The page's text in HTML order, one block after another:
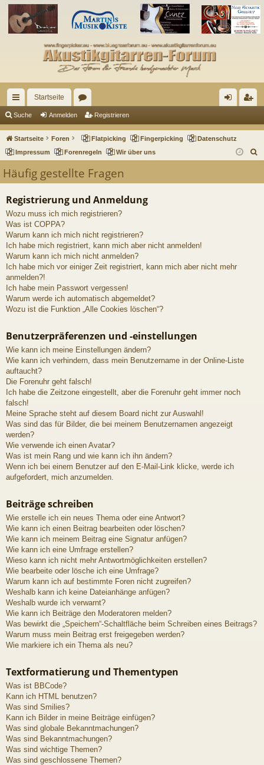
ch
ne
llz
riff
Startseite
en m
n
ist
rie
n
Suche Anmelden Registrieren
Startseite Foren Flatpicking Fingerpicking
Datenschutz
Impressum
Forenregeln Wir über uns
Häufig gestellte Fragen
Registrierung und Anmeldung
Wozu muss ich mich registrieren?
Was ist COPPA?
Warum kann ich mich nicht registrieren?
Ich habe mich registriert, kann mich aber nicht anmelden!
Warum kann ich mich nicht anmelden?
Ich habe mich vor einiger Zeit registriert, kann mich aber nicht mehr
anmelden?!
Ich habe mein Passwort vergessen!
Warum werde ich automatisch abgemeldet?
Wozu ist die Funktion „Alle Cookies löschen“?
Benutzerpräferenzen und -einstellungen
Wie kann ich meine Einstellungen ändern?
Wie kann ich verhindern, dass mein Benutzername in der Online-Liste
auftaucht?
Die Forenuhr geht falsch!
Ich habe die Zeitzone eingestellt, aber die Forenuhr geht immer noch
falsch!
Meine Sprache steht auf diesem Board nicht zur Auswahl!
Was sind das für Bilder, die bei meinem Benutzernamen angezeigt
werden?
Wie verwende ich einen Avatar?
Was ist mein Rang und wie kann ich ihn ändern?
Wenn ich bei einem Benutzer auf den E-Mail-Link klicke, werde ich
aufgefordert, mich anzumelden.
Beiträge schreiben
Wie erstelle ich ein neues Thema oder eine Antwort?
Wie kann ich einen Beitrag bearbeiten oder löschen?
Wie kann ich meinem Beitrag eine Signatur anfügen?
Wie kann ich eine Umfrage erstellen?
Wieso kann ich nicht mehr Antwortmöglichkeiten erstellen?
Wie bearbeite oder lösche ich eine Umfrage?
Warum kann ich auf bestimmte Foren nicht zugreifen?
Weshalb kann ich keine Dateianhänge anfügen?
Weshalb wurde ich verwarnt?
Wie kann ich Beiträge den Moderatoren melden?
Was bewirkt die „Speichern“-Schaltfläche beim Schreiben eines Beitrags?
Warum muss mein Beitrag erst freigegeben werden?
Wie markiere ich ein Thema als neu?
Textformatierung und Thementypen
Was ist BBCode?
Kann ich HTML benutzen?
Was sind Smilies?
Kann ich Bilder in meine Beiträge einfügen?
Was sind globale Bekanntmachungen?
Was sind Bekanntmachungen?
Was sind wichtige Themen?
Was sind geschlossene Themen?